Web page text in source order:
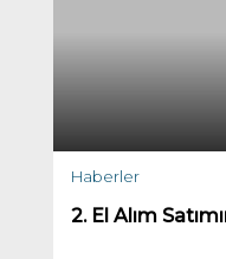
Haberler
2. El Alım